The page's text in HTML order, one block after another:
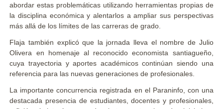
abordar estas problemáticas utilizando herramientas propias de
la disciplina económica y alentarlos a ampliar sus perspectivas
más allá de los límites de las carreras de grado.
Flaja también explicó que la jornada lleva el nombre de Julio
Olivera en homenaje al reconocido economista santiagueño,
cuya trayectoria y aportes académicos continúan siendo una
referencia para las nuevas generaciones de profesionales.
La importante concurrencia registrada en el Paraninfo, con una
destacada presencia de estudiantes, docentes y profesionales,